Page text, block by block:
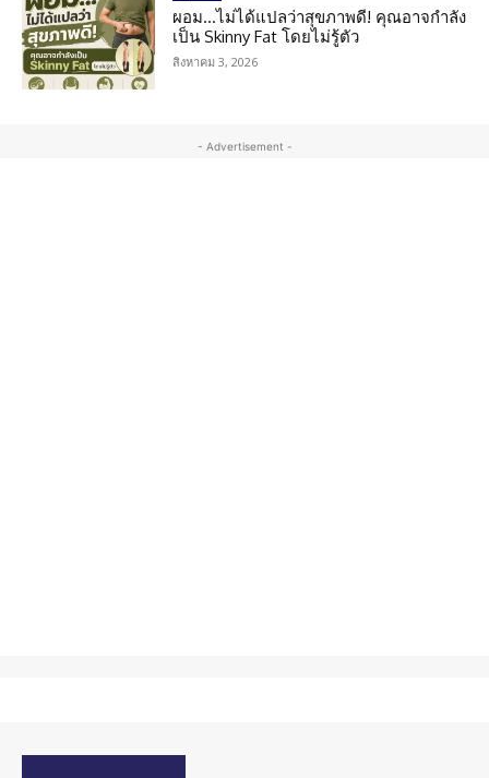
ผอม…ไม่ได้แปลว่าสุขภาพดี! คุณอาจกำลัง
เป็น Skinny Fat โดยไม่รู้ตัว
สิงหาคม 3, 2026
- Advertisement -